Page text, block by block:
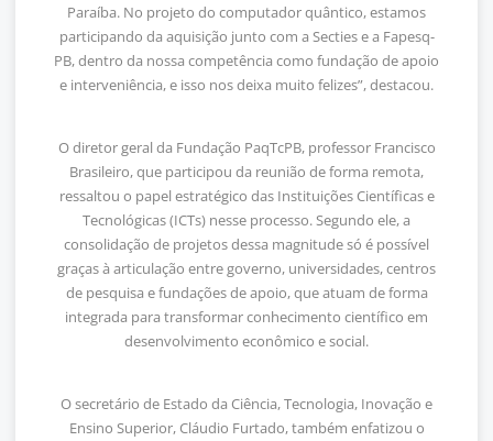
Paraíba. No projeto do computador quântico, estamos
participando da aquisição junto com a Secties e a Fapesq-
PB, dentro da nossa competência como fundação de apoio
e interveniência, e isso nos deixa muito felizes”, destacou.
O diretor geral da Fundação PaqTcPB, professor Francisco
Brasileiro, que participou da reunião de forma remota,
ressaltou o papel estratégico das Instituições Científicas e
Tecnológicas (ICTs) nesse processo. Segundo ele, a
consolidação de projetos dessa magnitude só é possível
graças à articulação entre governo, universidades, centros
de pesquisa e fundações de apoio, que atuam de forma
integrada para transformar conhecimento científico em
desenvolvimento econômico e social.
O secretário de Estado da Ciência, Tecnologia, Inovação e
Ensino Superior, Cláudio Furtado, também enfatizou o